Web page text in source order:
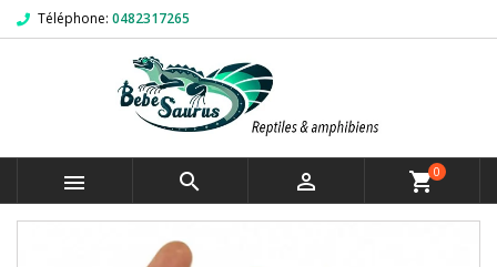
Téléphone: 0482317265
   shopping_cart0